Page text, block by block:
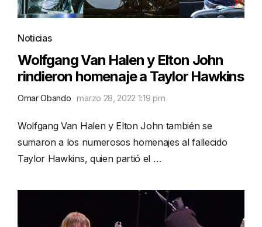
Noticias
Wolfgang Van Halen y Elton John
rindieron homenaje a Taylor Hawkins
Omar Obando marzo 28, 2022 1:19 pm
Wolfgang Van Halen y Elton John también se
sumaron a los numerosos homenajes al fallecido
Taylor Hawkins, quien partió el …